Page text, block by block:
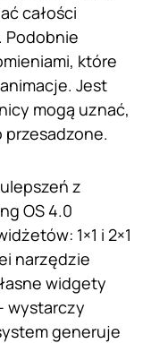
całości
Podobnie
które
Jest
mogą uznać,
przesadzone.
z
OS 4.0
1×1 i 2×1
narzędzie
widgety
wystarczy
generuje